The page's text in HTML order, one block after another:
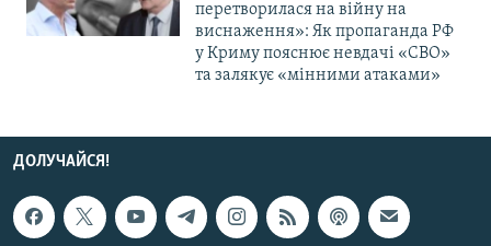
перетворилася на війну на
виснаження»: Як пропаганда РФ
у Криму пояснює невдачі «СВО»
та залякує «мінними атаками»
ДОЛУЧАЙСЯ!